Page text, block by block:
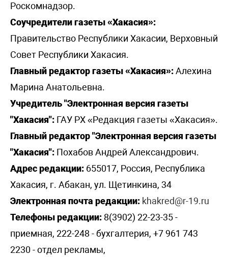
Роскомнадзор.
Соучредители газеты «Хакасия»:
Правительство Республики Хакасии, Верховный
Совет Республики Хакасия.
Главный редактор газеты «Хакасия»:Алехина
Марина Анатольевна.
Учредитель "Электронная версия газеты
"Хакасия": ГАУ РХ «Редакция газеты «Хакасия».
Главный редактор "Электронная версия газеты
"Хакасия": Похабов Андрей Александрович.
Адрес редакции: 655017, Россия, Республика
Хакасия, г. Абакан, ул. Щетинкина, 34
Электронная почта редакции: khakred@r-19.ru
Телефоны редакции: 8(3902) 22-23-35 -
приемная, 222-248 - бухгалтерия, +7 961 743
2230 - отдел рекламы,